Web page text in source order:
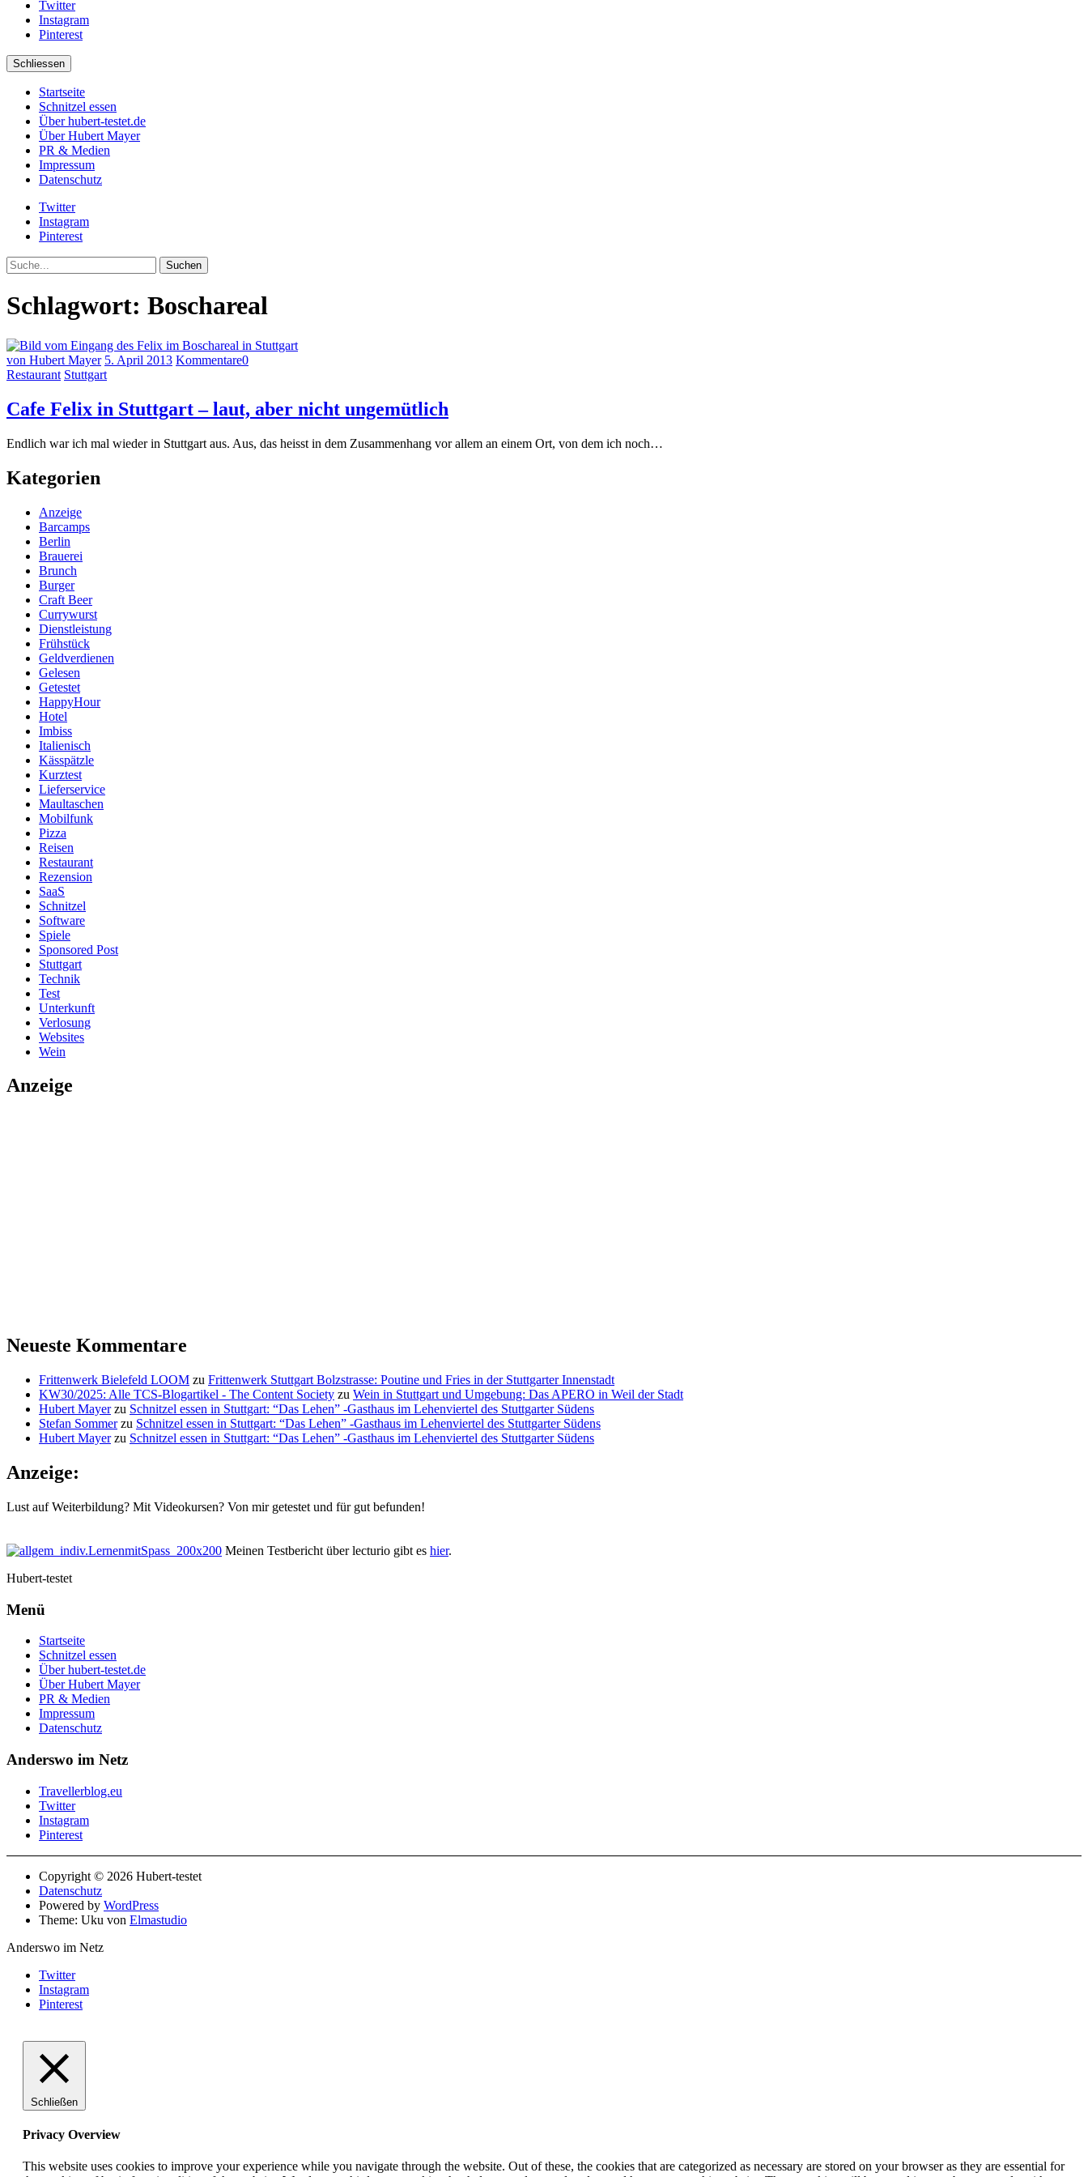
Twitter
Instagram
Pinterest
Schliessen
Startseite
Schnitzel essen
Über hubert-testet.de
Über Hubert Mayer
PR & Medien
Impressum
Datenschutz
Twitter
Instagram
Pinterest
Suche
Schlagwort: Boschareal
von Hubert Mayer 5. April 2013 Kommentare0
Restaurant Stuttgart
Cafe Felix in Stuttgart – laut, aber nicht ungemütlich
Endlich war ich mal wieder in Stuttgart aus. Aus, das heisst in dem Zusammenhang vor allem an einem Ort, von dem ich noch…
Kategorien
Anzeige
Barcamps
Berlin
Brauerei
Brunch
Burger
Craft Beer
Currywurst
Dienstleistung
Frühstück
Geldverdienen
Gelesen
Getestet
HappyHour
Hotel
Imbiss
Italienisch
Kässpätzle
Kurztest
Lieferservice
Maultaschen
Mobilfunk
Pizza
Reisen
Restaurant
Rezension
SaaS
Schnitzel
Software
Spiele
Sponsored Post
Stuttgart
Technik
Test
Unterkunft
Verlosung
Websites
Wein
Anzeige
Neueste Kommentare
Frittenwerk Bielefeld LOOM zu Frittenwerk Stuttgart Bolzstrasse: Poutine und Fries in der Stuttgarter Innenstadt
KW30/2025: Alle TCS-Blogartikel - The Content Society zu Wein in Stuttgart und Umgebung: Das APERO in Weil der Stadt
Hubert Mayerzu Schnitzel essen in Stuttgart: “Das Lehen” -Gasthaus im Lehenviertel des Stuttgarter Südens
Stefan Sommerzu Schnitzel essen in Stuttgart: “Das Lehen” -Gasthaus im Lehenviertel des Stuttgarter Südens
Hubert Mayerzu Schnitzel essen in Stuttgart: “Das Lehen” -Gasthaus im Lehenviertel des Stuttgarter Südens
Anzeige:
Lust auf Weiterbildung? Mit Videokursen? Von mir getestet und für gut befunden!
Meinen Testbericht über lecturio gibt es hier.
Hubert-testet
Menü
Startseite
Schnitzel essen
Über hubert-testet.de
Über Hubert Mayer
PR & Medien
Impressum
Datenschutz
Anderswo im Netz
Travellerblog.eu
Twitter
Instagram
Pinterest
Copyright © 2026 Hubert-testet
Datenschutz
Powered by WordPress
Theme: Uku von Elmastudio
Anderswo im Netz
Twitter
Instagram
Pinterest
Schließen
Privacy Overview
This website uses cookies to improve your experience while you navigate through the website. Out of these, the cookies that are categorized as necessary are stored on your browser as they are essential for